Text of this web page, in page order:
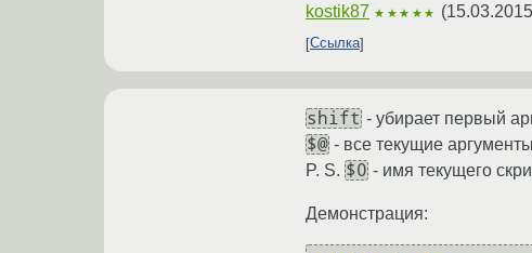
kostik87 ★★★★★ (
Ссылка
shift - убирает первый
$@ - все текущие
P. S. $0 - имя текущего
Демонстрация: